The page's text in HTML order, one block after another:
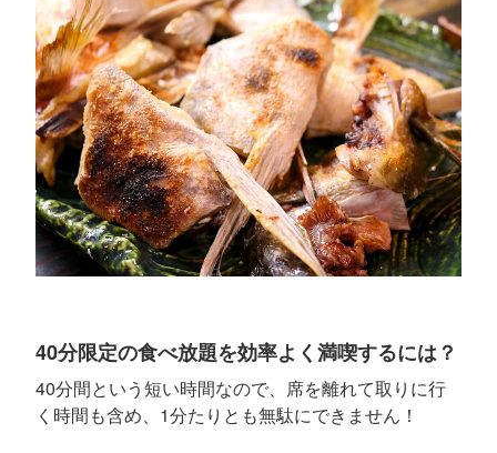
40分限定の食べ放題を効率よく満喫するには？
40分間という短い時間なので、席を離れて取りに行
く時間も含め、1分たりとも無駄にできません！